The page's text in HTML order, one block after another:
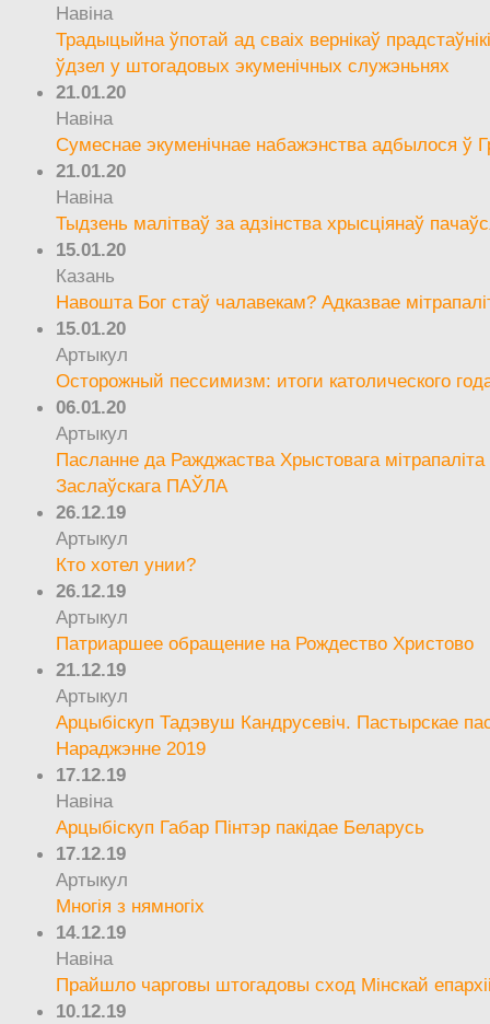
Навіна
Традыцыйна ўпотай ад сваіх вернікаў
ўдзел у штогадовых экуменічных служэньнях
21.01.20
Навіна
Сумеснае экуменічнае набажэнства адбылося ў
21.01.20
Навіна
Тыдзень малітваў за адзінства хрысціянаў
15.01.20
Казань
Навошта Бог стаў чалавекам? Адказвае
15.01.20
Артыкул
Осторожный пессимизм: итоги католического
06.01.20
Артыкул
Пасланне да Ражджаства Хрыстовага мітрапаліта
Заслаўскага ПАЎЛА
26.12.19
Артыкул
Кто хотел унии?
26.12.19
Артыкул
Патриаршее обращение на Рождество Христово
21.12.19
Артыкул
Арцыбіскуп Тадэвуш Кандрусевіч. Пастырскае
Нараджэнне 2019
17.12.19
Навіна
Арцыбіскуп Габар Пінтэр пакідае Беларусь
17.12.19
Артыкул
Многія з нямногіх
14.12.19
Навіна
Прайшло чарговы штогадовы сход Мінскай
10.12.19